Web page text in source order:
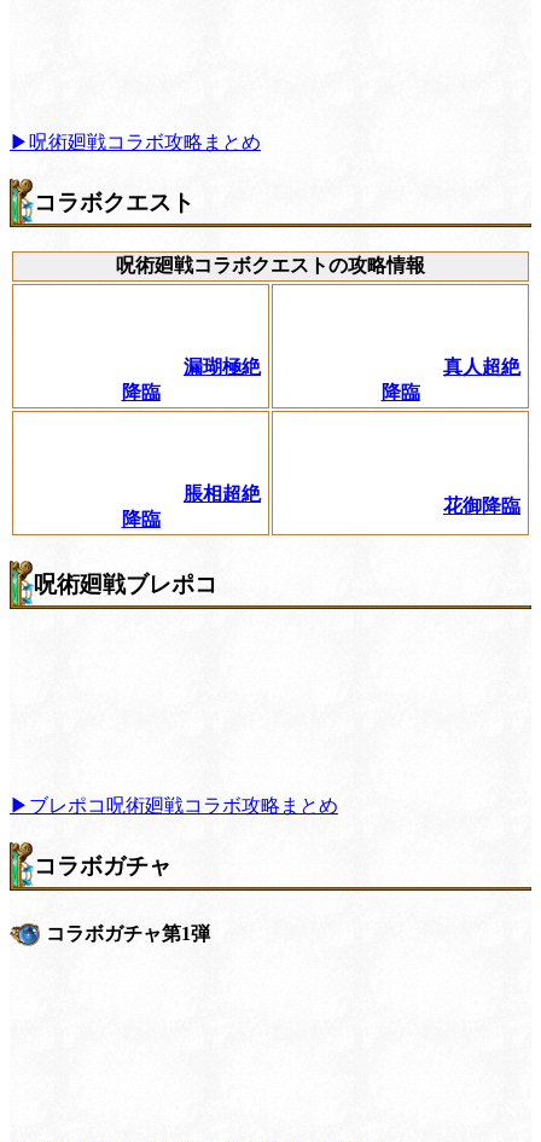
▶呪術廻戦コラボ攻略まとめ
コラボクエスト
呪術廻戦コラボクエストの攻略情報
漏瑚極絶
降臨
真人超絶
降臨
脹相超絶
降臨
花御降臨
呪術廻戦ブレポコ
▶︎ブレポコ呪術廻戦コラボ攻略まとめ
コラボガチャ
コラボガチャ第1弾